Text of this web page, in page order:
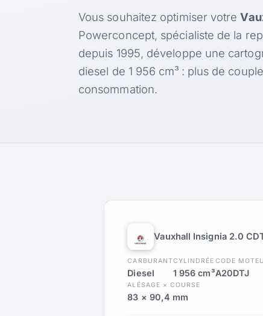
Vous souhaitez optimiser votre
Powerconcept, spécialiste de la
depuis 1995, développe une
diesel de 1 956 cm³ : plus de
consommation.
Vauxhall Insignia 2.0
CARBURANT
Diesel
CYLINDRÉE
1 956 cm³
CODE
A20DTJ
ALÉSAGE × COURSE
83 × 90,4 mm